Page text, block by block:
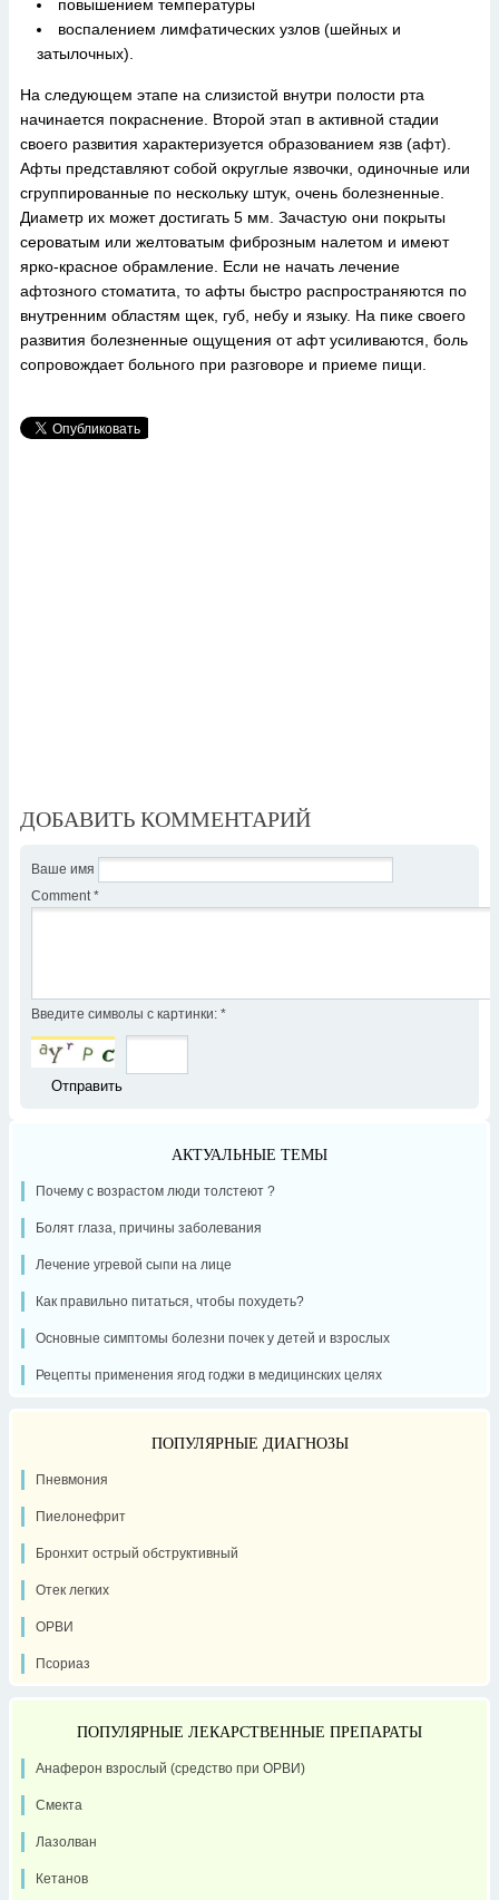
повышением температуры
воспалением лимфатических узлов (шейных и
затылочных).
На следующем этапе на слизистой внутри полости рта
начинается покраснение. Второй этап в активной стадии
своего развития характеризуется образованием язв (афт).
Афты представляют собой округлые язвочки, одиночные или
сгруппированные по нескольку штук, очень болезненные.
Диаметр их может достигать 5 мм. Зачастую они покрыты
сероватым или желтоватым фиброзным налетом и имеют
ярко-красное обрамление. Если не начать лечение
афтозного стоматита, то афты быстро распространяются по
внутренним областям щек, губ, небу и языку. На пике своего
развития болезненные ощущения от афт усиливаются, боль
сопровождает больного при разговоре и приеме пищи.
ДОБАВИТЬ КОММЕНТАРИЙ
Ваше имя
Comment *
Введите символы с картинки: *
АКТУАЛЬНЫЕ ТЕМЫ
Почему с возрастом люди толстеют ?
Болят глаза, причины заболевания
Лечение угревой сыпи на лице
Как правильно питаться, чтобы похудеть?
Основные симптомы болезни почек у детей и взрослых
Рецепты применения ягод годжи в медицинских целях
ПОПУЛЯРНЫЕ ДИАГНОЗЫ
Пневмония
Пиелонефрит
Бронхит острый обструктивный
Отек легких
ОРВИ
Псориаз
ПОПУЛЯРНЫЕ ЛЕКАРСТВЕННЫЕ ПРЕПАРАТЫ
Анаферон взрослый (средство при ОРВИ)
Смекта
Лазолван
Кетанов